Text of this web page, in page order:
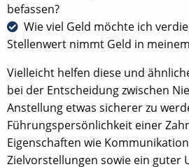
befassen?
Wie viel Geld möchte ich
Stellenwert nimmt Geld in
Vielleicht helfen diese und
bei der Entscheidung zwischen
Anstellung etwas sicherer zu
Führungspersönlichkeit einer
Eigenschaften wie
Zielvorstellungen sowie ein guter